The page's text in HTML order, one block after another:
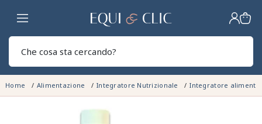
Casa
Home Alimentazione Integratore Nutrizionale Integratore